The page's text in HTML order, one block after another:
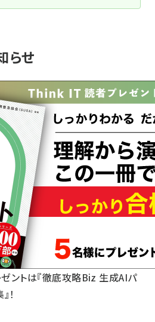
らせ
ントは『徹底攻略Biz 生成AIパ
！